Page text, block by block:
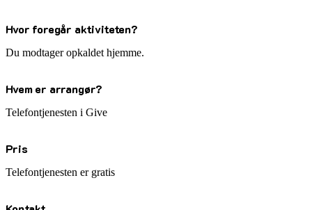
Hvor foregår aktiviteten?
Du modtager opkaldet hjemme.
Hvem er arrangør?
Telefontjenesten i Give
Pris
Telefontjenesten er gratis